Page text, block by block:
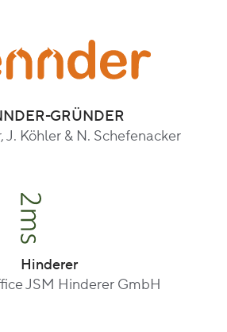
GRÜNDER
J. Köhler & N. Schefenacker
Hinderer
JSM Hinderer GmbH